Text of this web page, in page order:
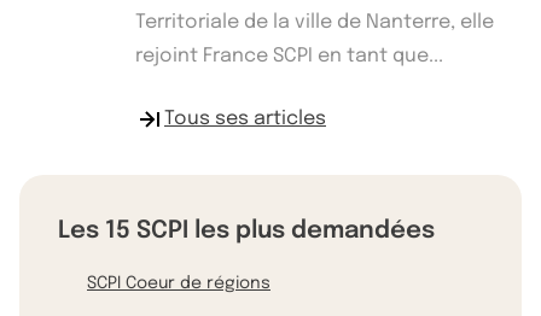
Territoriale de la ville de Nanterre, elle
rejoint France SCPI en tant que...
Tous ses articles
Les 15 SCPI les plus demandées
SCPI Coeur de régions